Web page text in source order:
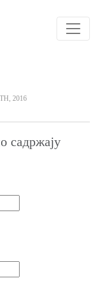
2016
садржају